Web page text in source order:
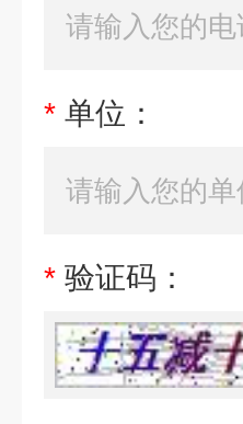
* 单位：
* 验证码：